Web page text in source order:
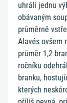
uhráli jednu
obávaným
průměrně
Alavés ovšem
průměr 1,2
ročníku
branku,
kterých